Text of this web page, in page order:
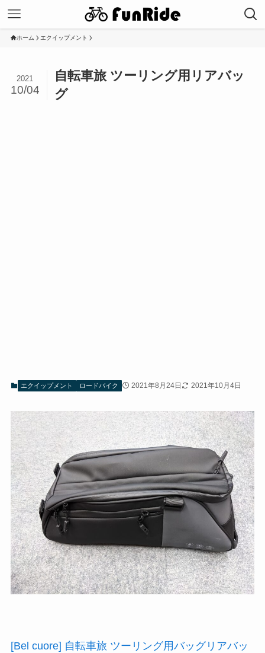
ホーム エクイップメント
自転車旅 ツーリング用リアバッ
グ
2021
10/04
エクイップメント ロードバイク 2021年8月24日 2021年10月4日
[Bel cuore] 自転車旅 ツーリング用バッグリアバッ